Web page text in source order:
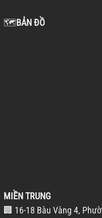
🗺️BẢN ĐỒ
MIỀN TRUNG
🏢 16-18 Bàu Vàng 4,